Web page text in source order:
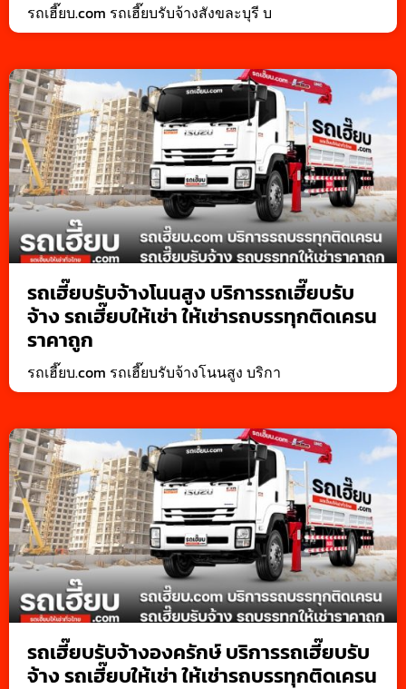
รถเฮี๊ยบ.com รถเฮี๊ยบรับจ้างสังขละบุรี บ
รถเฮี๊ยบรับจ้างโนนสูง บริการรถเฮี๊ยบรับ
จ้าง รถเฮี๊ยบให้เช่า ให้เช่ารถบรรทุกติดเครน
ราคาถูก
รถเฮี๊ยบ.com รถเฮี๊ยบรับจ้างโนนสูง บริกา
รถเฮี๊ยบรับจ้างองครักษ์ บริการรถเฮี๊ยบรับ
จ้าง รถเฮี๊ยบให้เช่า ให้เช่ารถบรรทุกติดเครน